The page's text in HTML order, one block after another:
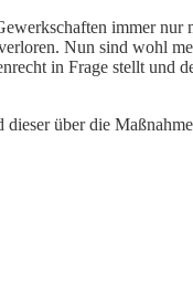
immer
Nun sind wohl
in Frage stellt und
über die